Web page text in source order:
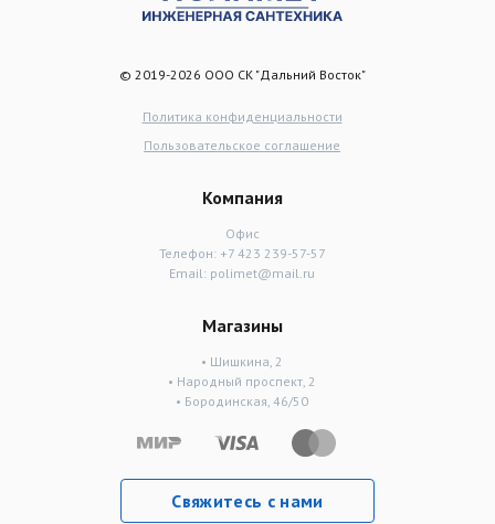
© 2019-2026 ООО СК "Дальний Восток"
Политика конфиденциальности
Пользовательское соглашение
Компания
Офис
Телефон: +7 423 239-57-57
Email: polimet@mail.ru
Магазины
• Шишкина, 2
• Народный проспект, 2
• Бородинская, 46/50
Свяжитесь с нами